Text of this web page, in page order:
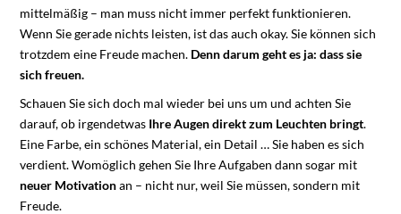
mittelmäßig – man muss nicht immer perfekt funktionieren.
Wenn Sie gerade nichts leisten, ist das auch okay. Sie können sich
trotzdem eine Freude machen. Denn darum geht es ja: dass sie
sich freuen.
Schauen Sie sich doch mal wieder bei uns um und achten Sie
darauf, ob irgendetwas Ihre Augen direkt zum Leuchten bringt.
Eine Farbe, ein schönes Material, ein Detail … Sie haben es sich
verdient. Womöglich gehen Sie Ihre Aufgaben dann sogar mit
neuer Motivationan – nicht nur, weil Sie müssen, sondern mit
Freude.